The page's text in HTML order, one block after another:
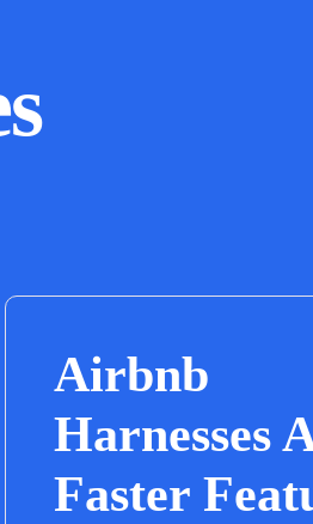
Airbnb
Harnesses
Faster